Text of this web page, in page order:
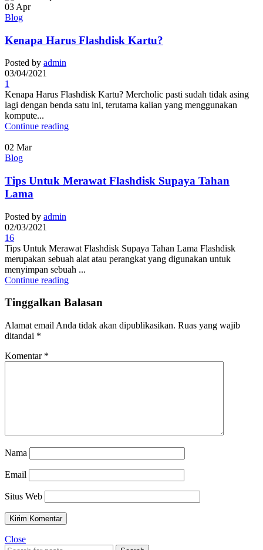
03 Apr
Blog
Kenapa Harus Flashdisk Kartu?
Posted by admin
03/04/2021
1
Kenapa Harus Flashdisk Kartu? Mercholic pasti sudah tidak asing
lagi dengan benda satu ini, terutama kalian yang menggunakan
kompute...
Continue reading
02 Mar
Blog
Tips Untuk Merawat Flashdisk Supaya Tahan
Lama
Posted by admin
02/03/2021
16
Tips Untuk Merawat Flashdisk Supaya Tahan Lama Flashdisk
merupakan sebuah alat atau perangkat yang digunakan untuk
menyimpan sebuah ...
Continue reading
Tinggalkan Balasan
Alamat email Anda tidak akan dipublikasikan. Ruas yang wajib
ditandai *
Komentar *
Nama
Email
Situs Web
Close